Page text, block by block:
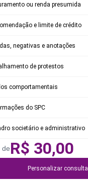
ou renda presumida
e limite de crédito
negativas e anotações
de protestos
comportamentais
do SPC
societário e administrativo
deR$ 30,00
Personalizar consulta